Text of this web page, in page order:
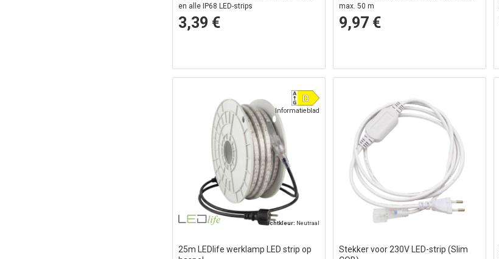
en alle IP68 LED-strips
3,39 €
max. 50 m
9,97 €
Informatieblad
Lichtkleur: Neutraal
25m LEDlife werklamp LED strip op
Stekker voor 230V LED-strip (Slim